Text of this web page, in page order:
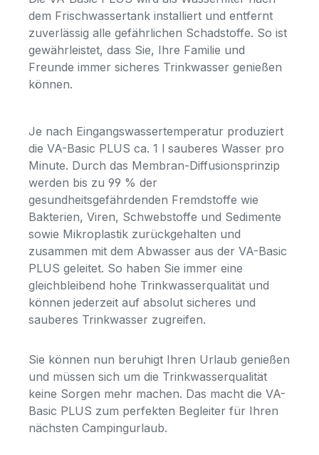
dem Frischwassertank installiert und entfernt
zuverlässig alle gefährlichen Schadstoffe. So ist
gewährleistet, dass Sie, Ihre Familie und
Freunde immer sicheres Trinkwasser genießen
können.
Je nach Eingangswassertemperatur produziert
die VA-Basic PLUS ca. 1 l sauberes Wasser pro
Minute. Durch das Membran-Diffusionsprinzip
werden bis zu 99 % der
gesundheitsgefährdenden Fremdstoffe wie
Bakterien, Viren, Schwebstoffe und Sedimente
sowie Mikroplastik zurückgehalten und
zusammen mit dem Abwasser aus der VA-Basic
PLUS geleitet. So haben Sie immer eine
gleichbleibend hohe Trinkwasserqualität und
können jederzeit auf absolut sicheres und
sauberes Trinkwasser zugreifen.
Sie können nun beruhigt Ihren Urlaub genießen
und müssen sich um die Trinkwasserqualität
keine Sorgen mehr machen. Das macht die VA-
Basic PLUS zum perfekten Begleiter für Ihren
nächsten Campingurlaub.